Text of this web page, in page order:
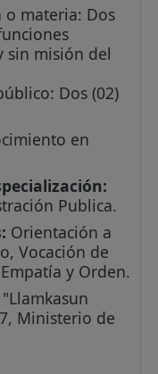
o materia: Dos
sin misión del
Dos (02)
en
Publica.
Orientación a
Vocación de
y Orden.
Ministerio de